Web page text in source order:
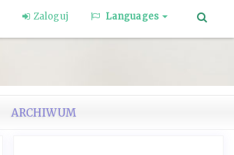
Zaloguj Languages
ARCHIWUM